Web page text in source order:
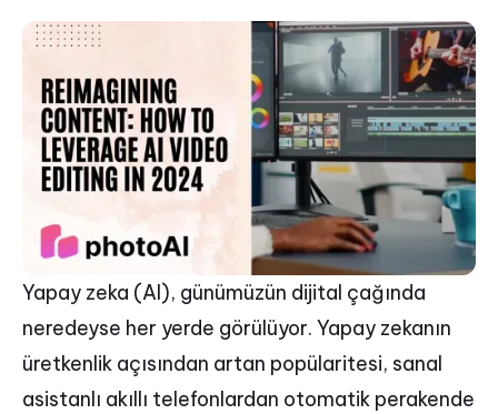
Yapay zeka (AI), günümüzün dijital çağında
neredeyse her yerde görülüyor. Yapay zekanın
üretkenlik açısından artan popülaritesi, sanal
asistanlı akıllı telefonlardan otomatik perakende